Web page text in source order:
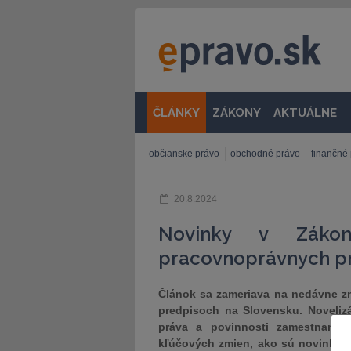
ČLÁNKY ZÁKONY AKTUÁLNE
občianske právo obchodné právo finančné
20.8.2024
Novinky v
pracovnoprávnych
Článok sa zameriava na nedávne
predpisoch na Slovensku.
práva a povinnosti
kľúčových zmien, ako sú novinky